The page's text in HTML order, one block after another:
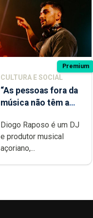
Premium
CULTURA E SOCIAL
“As pessoas fora da
música não têm a
difícil é produzir
uma música”
Diogo Raposo é um DJ
e produtor musical
açoriano,...